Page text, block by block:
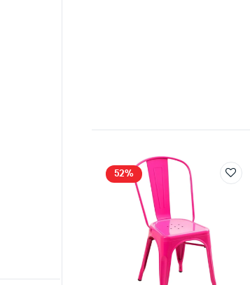
52%